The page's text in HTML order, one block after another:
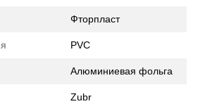
Фторпласт
PVC
Алюминиевая фольга
Zubr